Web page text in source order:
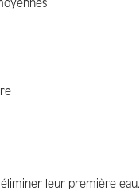
leur première eau.